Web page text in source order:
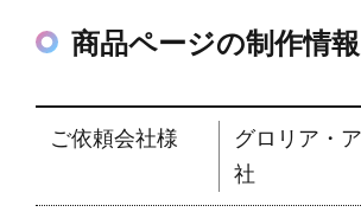
商品ページの制作情報
ご依頼会社様
グロリア・
社